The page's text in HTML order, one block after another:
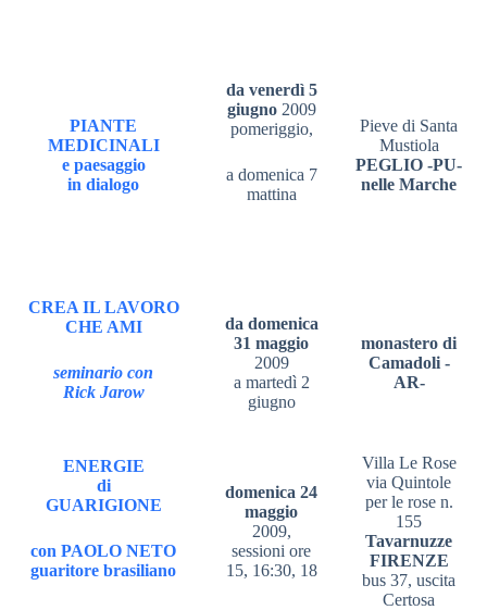
PIANTE
MEDICINALI
e paesaggio
in dialogo
da venerdì 5
giugno2009
pomeriggio,
a domenica 7
mattina
Pieve di Santa
Mustiola
PEGLIO -PU-
nelle Marche
CREA IL LAVORO
CHE AMI
seminario con
Rick Jarow
da domenica
31 maggio
2009
a martedì 2
giugno
monastero di
Camadoli -
AR-
ENERGIE
di
GUARIGIONE
con PAOLO NETO
guaritore brasiliano
domenica 24
maggio
2009,
sessioni ore
15, 16:30, 18
Villa Le Rose
via Quintole
per le rose n.
155
Tavarnuzze
FIRENZE
bus 37, uscita
Certosa